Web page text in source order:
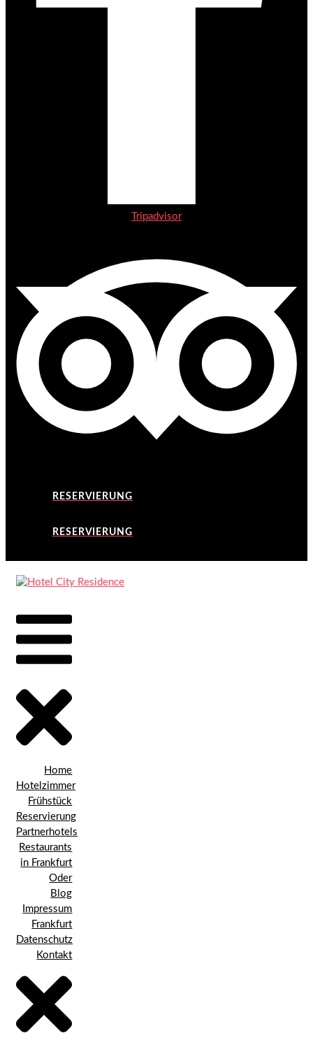
Tripadvisor
RESERVIERUNG
RESERVIERUNG
Home
Hotelzimmer
Frühstück
Reservierung
Partnerhotels
Restaurants
in Frankfurt
Oder
Blog
Impressum
Frankfurt
Datenschutz
Kontakt